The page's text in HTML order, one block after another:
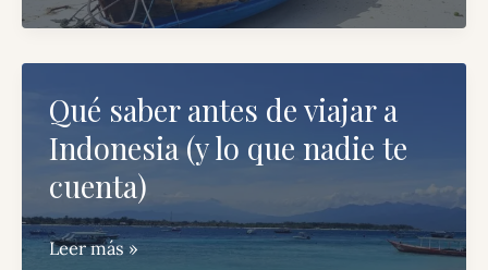
en
itinerario
completo
con
Qué saber antes de viajar a
Indonesia (y lo que nadie te
cuenta)
Qué
Leer más »